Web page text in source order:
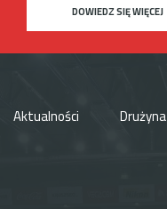
DOWIEDZ SIĘ WIĘCEJ
Aktualności Drużyna